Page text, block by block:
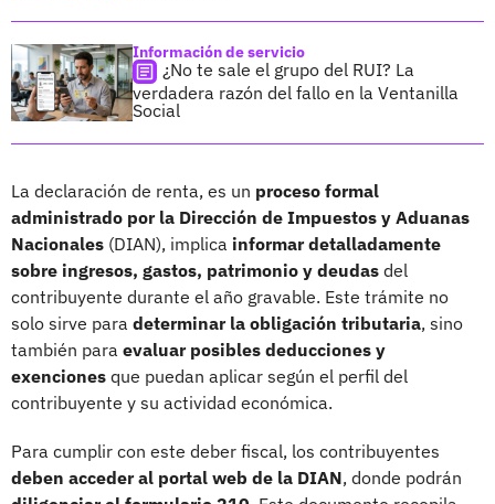
Información de servicio
¿No te sale el grupo del RUI? La
verdadera razón del fallo en la Ventanilla
Social
La declaración de renta, es un proceso formal
administrado por la Dirección de Impuestos y Aduanas
Nacionales (DIAN), implica informar detalladamente
sobre ingresos, gastos, patrimonio y deudas del
contribuyente durante el año gravable. Este trámite no
solo sirve para determinar la obligación tributaria, sino
también para evaluar posibles deducciones y
exenciones que puedan aplicar según el perfil del
contribuyente y su actividad económica.
Para cumplir con este deber fiscal, los contribuyentes
deben acceder al portal web de la DIAN, donde podrán